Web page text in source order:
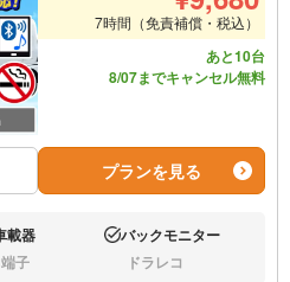
7時間（免責補償・税込）
あと10台
8/07までキャンセル無料
プランを見る
載器 あり:バックモニター
子 なし:ドラレコ